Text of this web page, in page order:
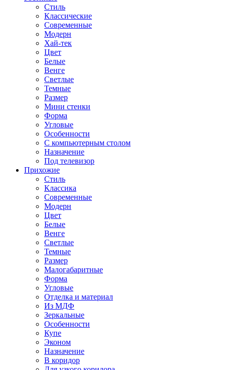
Стиль
Классические
Современные
Модерн
Хай-тек
Цвет
Белые
Венге
Светлые
Темные
Размер
Мини стенки
Форма
Угловые
Особенности
С компьютерным столом
Назначение
Под телевизор
Прихожие
Стиль
Классика
Современные
Модерн
Цвет
Белые
Венге
Светлые
Темные
Размер
Малогабаритные
Форма
Угловые
Отделка и материал
Из МДФ
Зеркальные
Особенности
Купе
Эконом
Назначение
В коридор